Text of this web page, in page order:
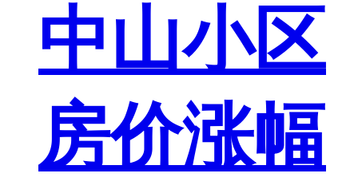
中山小区
房价涨幅